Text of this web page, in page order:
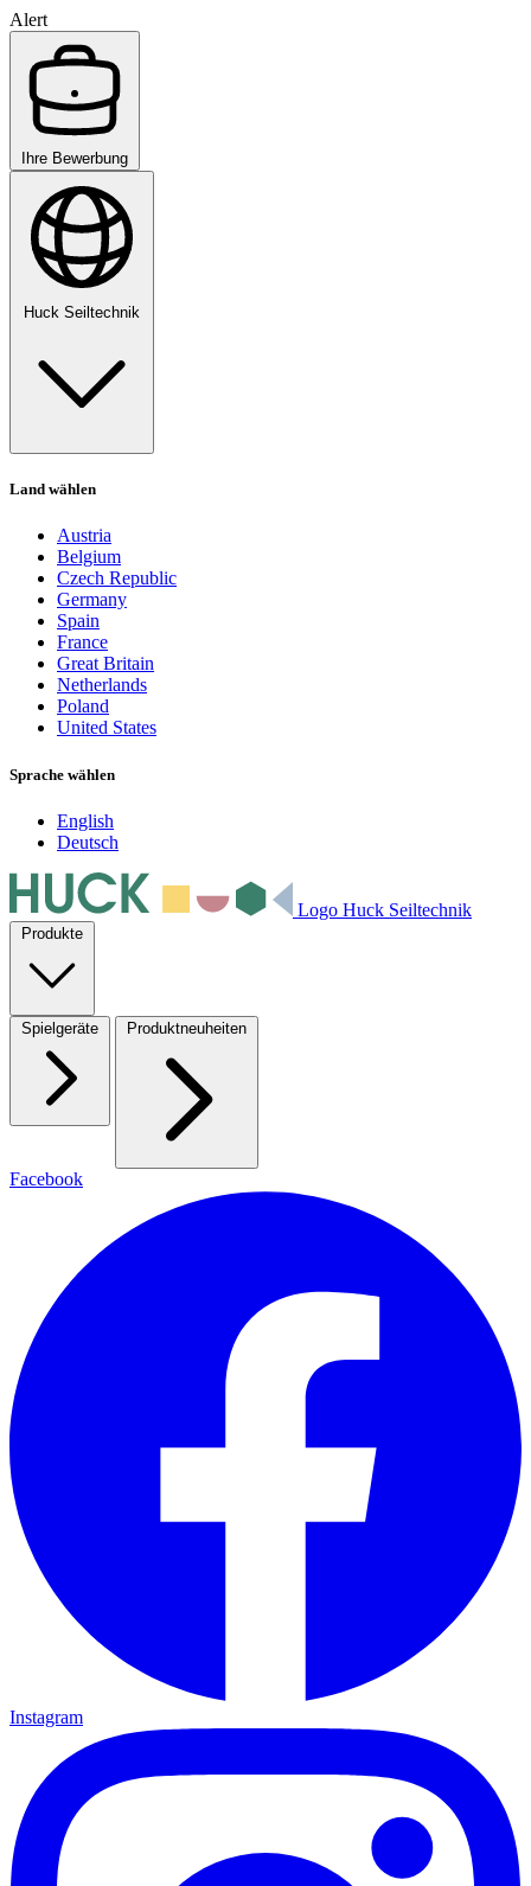
Alert
Ihre Bewerbung
Huck Seiltechnik
Land wählen
Austria
Belgium
Czech Republic
Germany
Spain
France
Great Britain
Netherlands
Poland
United States
Sprache wählen
English
Deutsch
Logo Huck Seiltechnik
Produkte
Spielgeräte Produktneuheiten
Facebook
Instagram